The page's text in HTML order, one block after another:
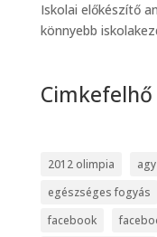
Iskolai előkészítő
könnyebb
Cimkefelhő
2012 olimpia agy
egészséges fogyás
facebook